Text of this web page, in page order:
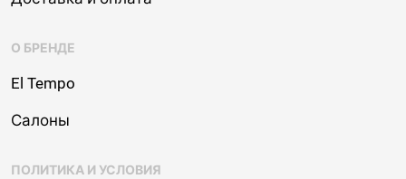
О БРЕНДЕ
El Tempo
Салоны
ПОЛИТИКА И УСЛОВИЯ